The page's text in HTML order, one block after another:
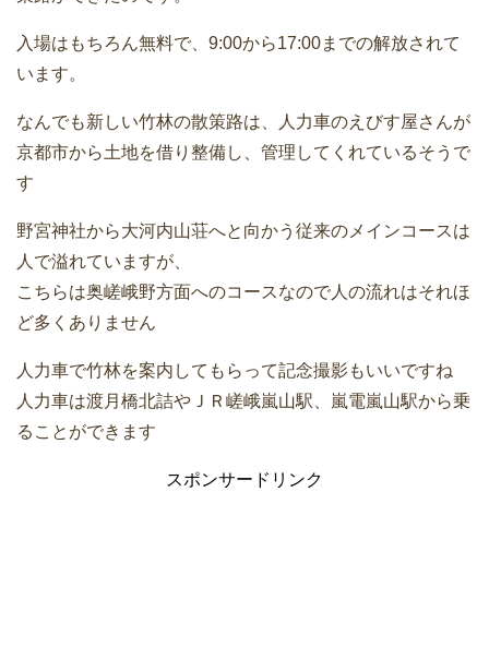
入場はもちろん無料で、9:00から17:00までの解放されて
います。
なんでも新しい竹林の散策路は、人力車のえびす屋さんが
京都市から土地を借り整備し、管理してくれているそうで
す
野宮神社から大河内山荘へと向かう従来のメインコースは
人で溢れていますが、
こちらは奥嵯峨野方面へのコースなので人の流れはそれほ
ど多くありません
人力車で竹林を案内してもらって記念撮影もいいですね
人力車は渡月橋北詰やＪＲ嵯峨嵐山駅、嵐電嵐山駅から乗
ることができます
スポンサードリンク